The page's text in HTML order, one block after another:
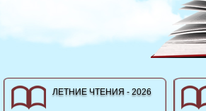
ЛЕТНИЕ ЧТЕНИЯ - 2026